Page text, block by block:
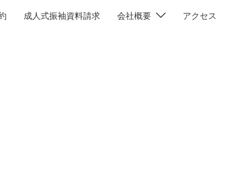
成人式振袖資料請求 会社概要 アクセス